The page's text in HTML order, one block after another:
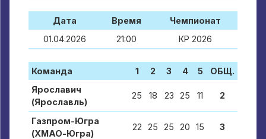
Дата Время
Чемпионат
01.04.2026
21:00 КР 2026
Команда 1 2 3 4 5
ОБЩ.
Ярославич
(Ярославль)
25 18 23 25 11 2
Газпром-Югра
(ХМАО-Югра)
22 25 25 20 15 3